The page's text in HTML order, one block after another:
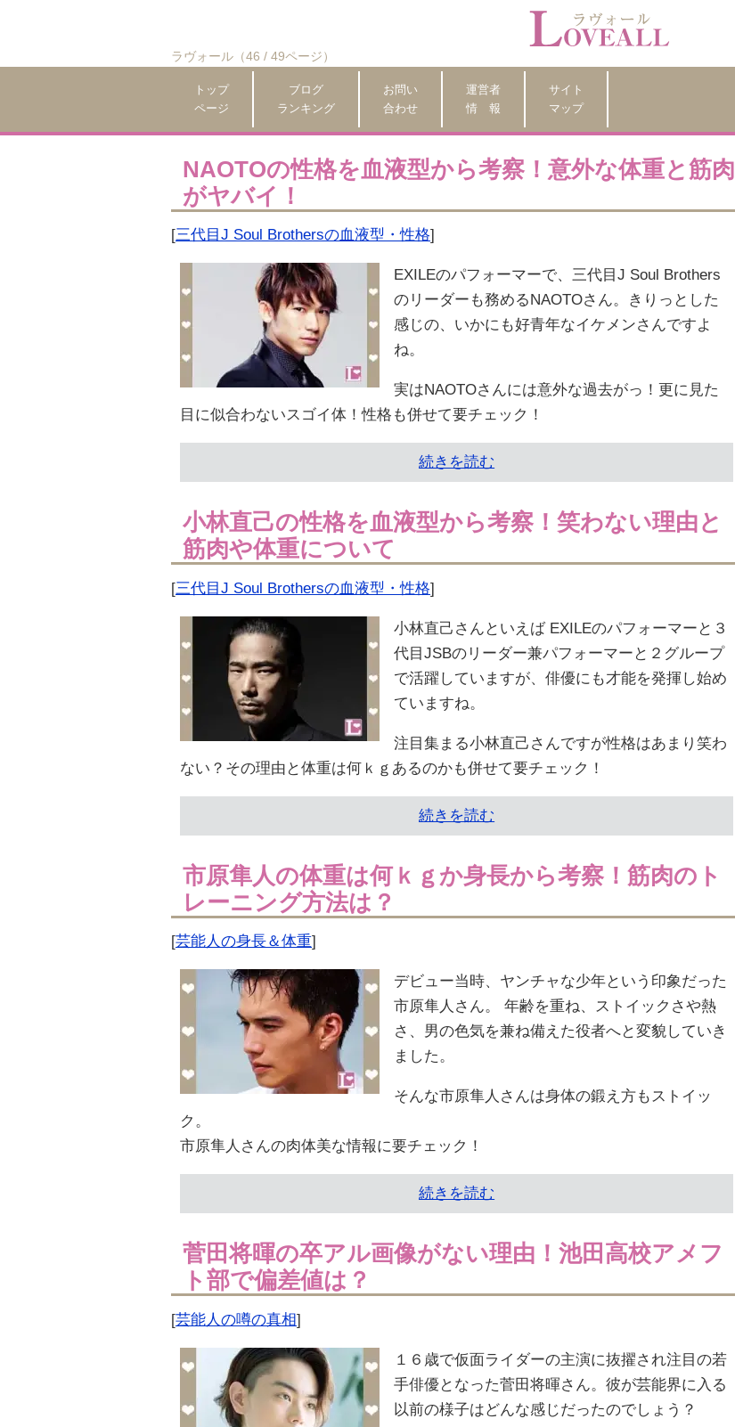
ラヴォール（46 / 49ページ）
トップ
ページ
ブログ
ランキング
お問い
合わせ
運営者
情 報
サイト
マップ
NAOTOの性格を血液型から考察！意外な体重と筋肉
がヤバイ！
[三代目J Soul Brothersの血液型・性格]
EXILEのパフォーマーで、三代目J Soul Brothers
のリーダーも務めるNAOTOさん。きりっとした
感じの、いかにも好青年なイケメンさんですよ
ね。
実はNAOTOさんには意外な過去がっ！更に見た
目に似合わないスゴイ体！性格も併せて要チェック！
続きを読む
小林直己の性格を血液型から考察！笑わない理由と
筋肉や体重について
[三代目J Soul Brothersの血液型・性格]
小林直己さんといえば EXILEのパフォーマーと３
代目JSBのリーダー兼パフォーマーと２グループ
で活躍していますが、俳優にも才能を発揮し始め
ていますね。
注目集まる小林直己さんですが性格はあまり笑わ
ない？その理由と体重は何ｋｇあるのかも併せて要チェック！
続きを読む
市原隼人の体重は何ｋｇか身長から考察！筋肉のト
レーニング方法は？
[芸能人の身長＆体重]
デビュー当時、ヤンチャな少年という印象だった
市原隼人さん。 年齢を重ね、ストイックさや熱
さ、男の色気を兼ね備えた役者へと変貌していき
ました。
そんな市原隼人さんは身体の鍛え方もストイッ
ク。
市原隼人さんの肉体美な情報に要チェック！
続きを読む
菅田将暉の卒アル画像がない理由！池田高校アメフ
ト部で偏差値は？
[芸能人の噂の真相]
１６歳で仮面ライダーの主演に抜擢され注目の若
手俳優となった菅田将暉さん。彼が芸能界に入る
以前の様子はどんな感じだったのでしょう？